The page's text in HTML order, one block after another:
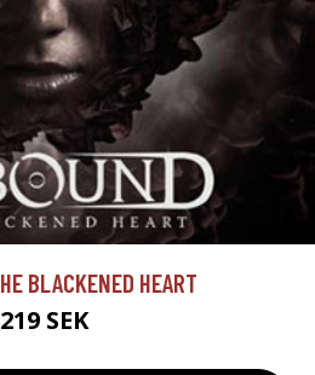
BLACKENED HEART
219 SEK